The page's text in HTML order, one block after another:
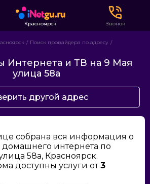
Красноярск Звонок
Поиск провайдера по адресу
Интернета и ТВ на 9 Мая
улица 58а
другой адрес
собрана вся информация о
интернета по
58а, Красноярск.
доступны услуги от3